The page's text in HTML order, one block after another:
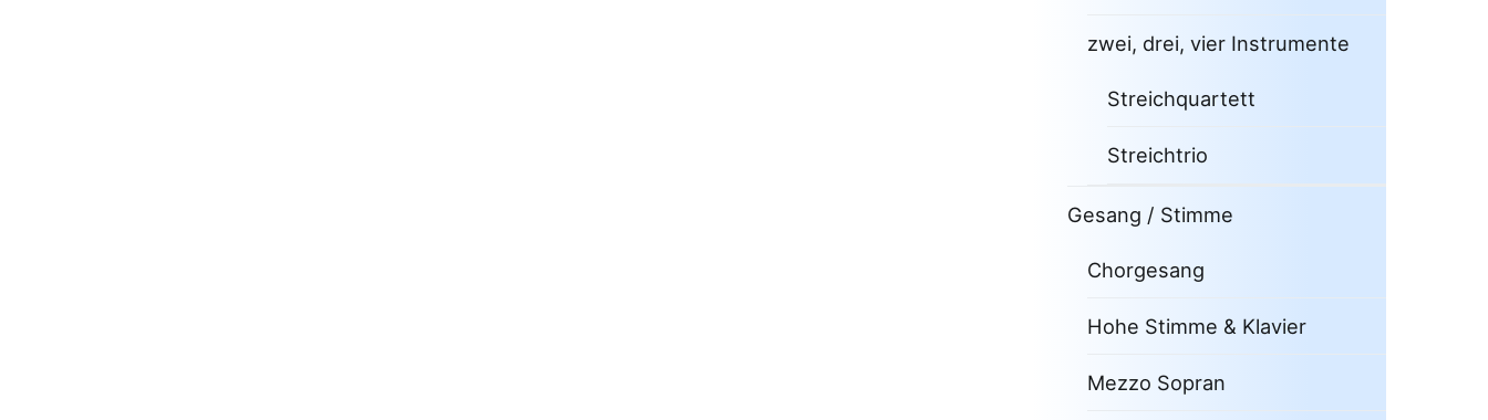
zwei, drei, vier Instrumente
Streichquartett
Streichtrio
Gesang / Stimme
Chorgesang
Hohe Stimme & Klavier
Mezzo Sopran